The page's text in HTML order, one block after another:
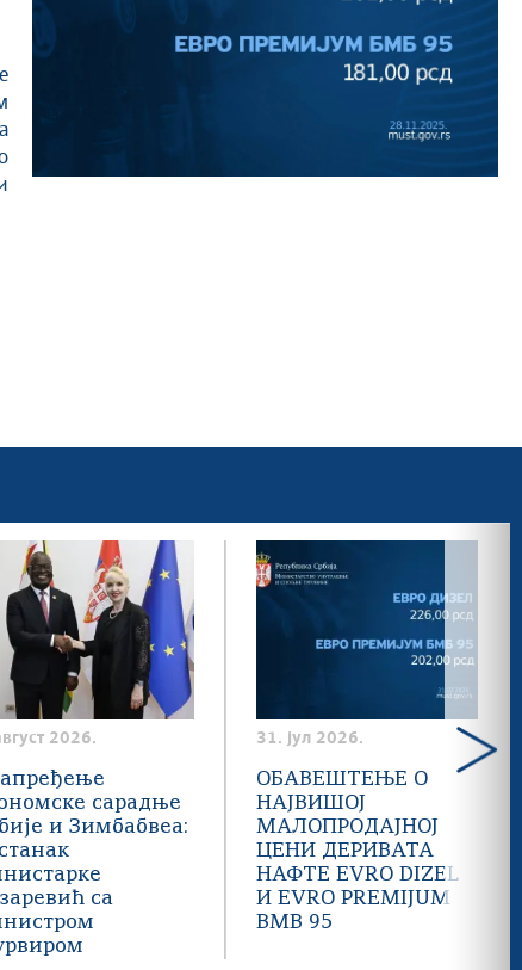
2026.
сарадње
и Зимбабвеа:
са
31. јул 2026.
ОБАВЕШТЕЊЕ О
НАЈВИШОЈ
МАЛОПРОДАЈНОЈ
ЦЕНИ ДЕРИВАТА
НАФТЕ EVRO DIZEL
И EVRO PREMIJUM
BMB 95